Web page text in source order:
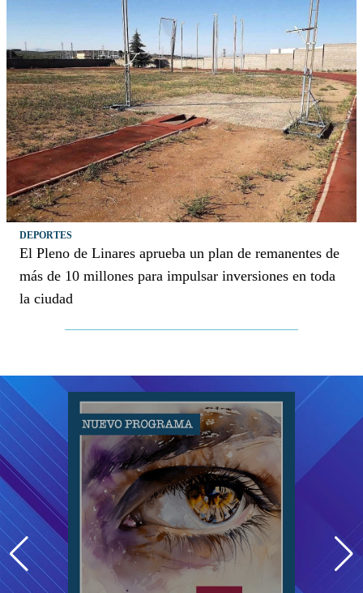
DEPORTES
El Pleno de Linares aprueba un plan de remanentes de
más de 10 millones para impulsar inversiones en toda
la ciudad